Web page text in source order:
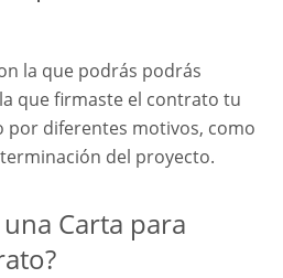
la que podrás podrás
que firmaste el contrato tu
diferentes motivos, como
del proyecto.
Carta para